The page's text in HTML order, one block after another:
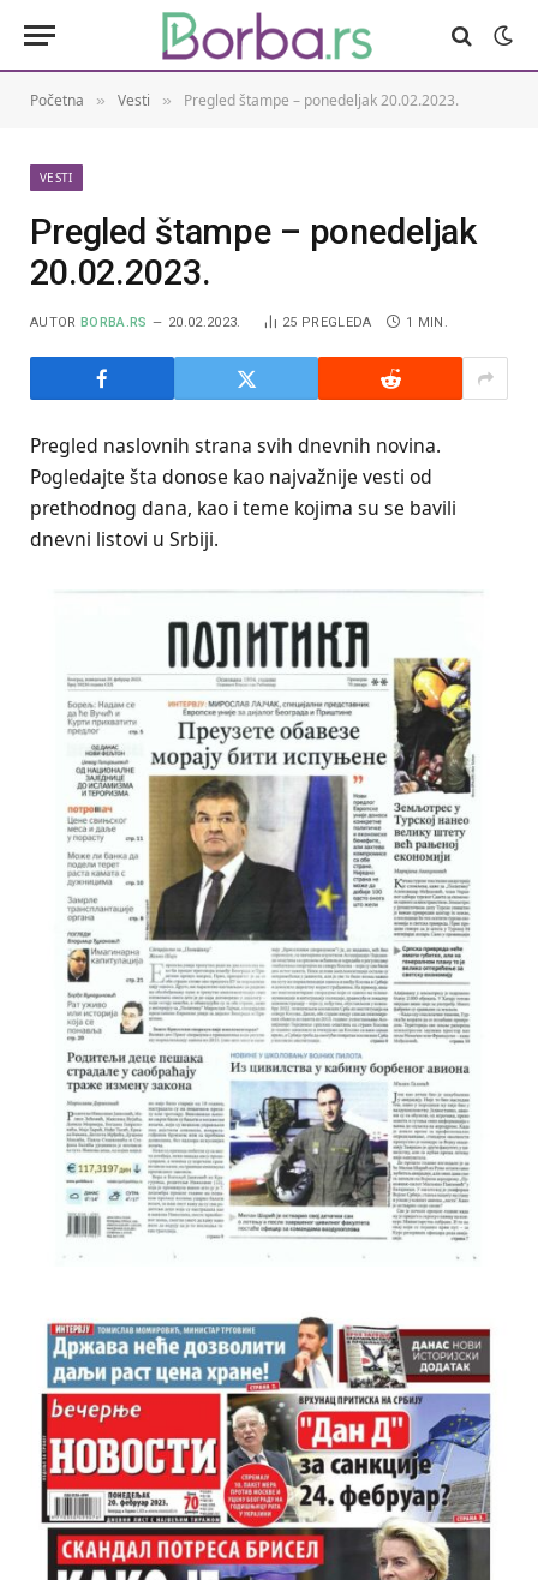
Početna » Vesti » Pregled štampe – ponedeljak 20.02.2023.
VESTI
Pregled štampe – ponedeljak
20.02.2023.
AUTOR BORBA.RS 20.02.2023. 25 PREGLEDA 1 MIN.
Pregled naslovnih strana svih dnevnih novina.
Pogledajte šta donose kao najvažnije vesti od
prethodnog dana, kao i teme kojima su se bavili
dnevni listovi u Srbiji.